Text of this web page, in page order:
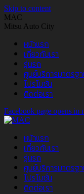
Skip to content
MAC
Mitsu Auto City
หน้าแรก
เกี่ยวกับเรา
รุ่นรถ
ศูนย์บริการมาตรฐ
โปรโมชั่น
ติดต่อเรา
Facebook page opens
หน้าแรก
เกี่ยวกับเรา
รุ่นรถ
ศูนย์บริการมาตรฐ
โปรโมชั่น
ติดต่อเรา